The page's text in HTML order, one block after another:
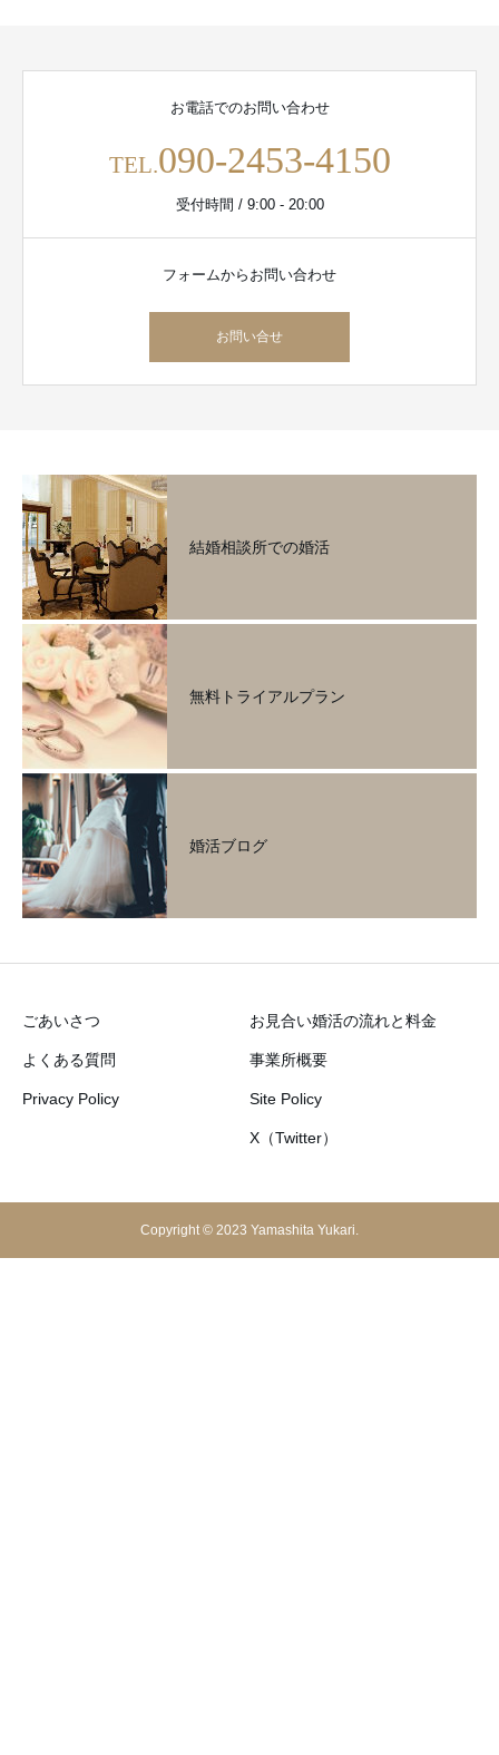
お電話でのお問い合わせ
TEL.090-2453-4150
受付時間 / 9:00 - 20:00
フォームからお問い合わせ
お問い合せ
結婚相談所での婚活
無料トライアルプラン
婚活ブログ
ごあいさつ お見合い婚活の流れと料金
よくある質問 事業所概要
Privacy Policy Site Policy
X（Twitter）
Copyright © 2023 Yamashita Yukari.